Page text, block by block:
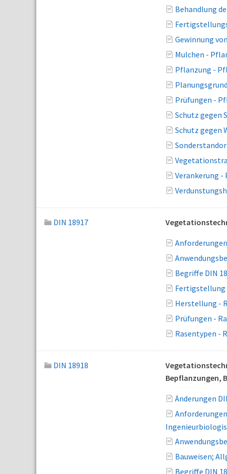
Behandlung
Gewinnung
Mulchen -
Pflanzung -
Prüfungen -
Schutz gegen
Schutz gegen
Verankerung
DIN 18917
Begriffe DIN
Fertigstellung
Herstellung -
Prüfungen -
Rasentypen -
DIN 18918
Bepflanzungen,
Änderungen
Bauweisen;
Begriffe DIN